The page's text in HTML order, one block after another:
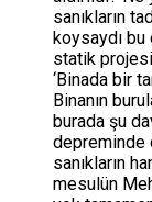
sanıkların
koysaydı bu
statik
‘Binada bir
Binanın
burada şu
depreminde
sanıkların
mesulün